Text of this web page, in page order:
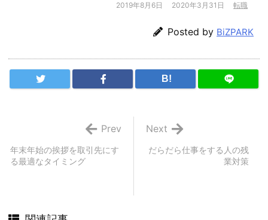
2019年8月6日 2020年3月31日 転職
Posted by BiZPARK
B!
だらだら仕事をする人の残
業対策
Next
年末年始の挨拶を取引先にす
る最適なタイミング
Prev